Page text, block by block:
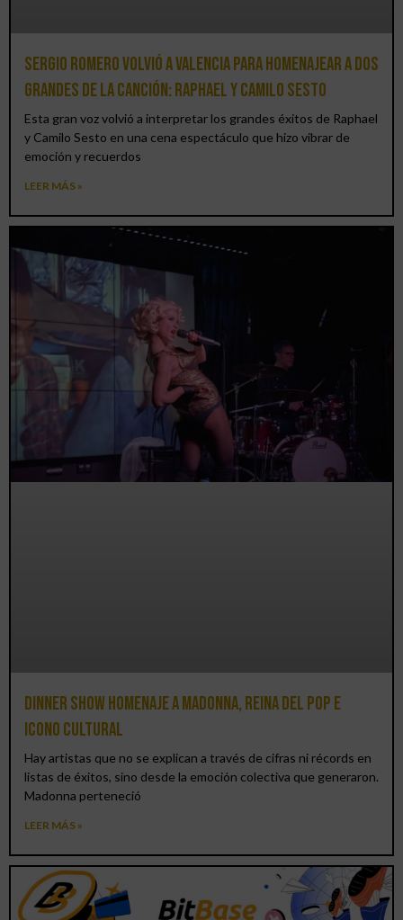
Sergio Romero volvió a Valencia para homenajear a dos
grandes de la canción: Raphael y Camilo Sesto
Esta gran voz volvió a interpretar los grandes éxitos de Raphael
y Camilo Sesto en una cena espectáculo que hizo vibrar de
emoción y recuerdos
LEER MÁS »
Dinner Show homenaje a Madonna, reina del pop e
icono cultural
Hay artistas que no se explican a través de cifras ni récords en
listas de éxitos, sino desde la emoción colectiva que generaron.
Madonna perteneció
LEER MÁS »